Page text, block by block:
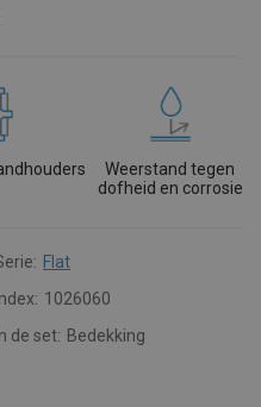
Weerstand tegen
dofheid en corrosie
Flat
Index: 1026060
In de set: Bedekking